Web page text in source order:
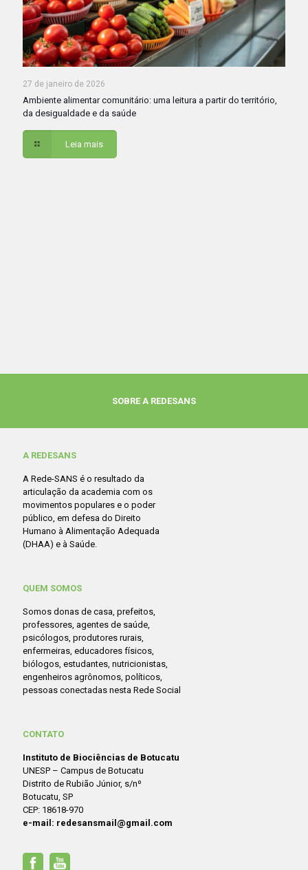
27 de janeiro de 2026
Ambiente alimentar comunitário: uma leitura a partir do território,
da desigualdade e da saúde
Leia mais
SOBRE A REDESANS
A REDESANS
A Rede-SANS é o resultado da
articulação da academia com os
movimentos populares e o poder
público, em defesa do Direito
Humano à Alimentação Adequada
(DHAA) e à Saúde.
QUEM SOMOS
Somos donas de casa, prefeitos,
professores, agentes de saúde,
psicólogos, produtores rurais,
enfermeiras, educadores físicos,
biólogos, estudantes, nutricionistas,
engenheiros agrônomos, políticos,
pessoas conectadas nesta Rede Social
CONTATO
Instituto de Biociências de Botucatu
UNESP – Campus de Botucatu
Distrito de Rubião Júnior, s/nº
Botucatu, SP
CEP: 18618-970
e-mail: redesansmail@gmail.com